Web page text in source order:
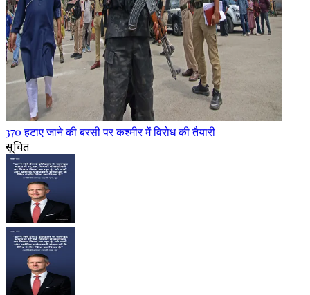
370 हटाए जाने की बरसी पर कश्मीर में विरोध की तैयारी
सूचित